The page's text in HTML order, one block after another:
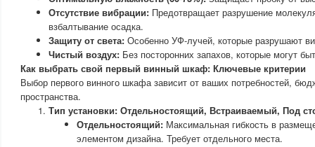
Отсутствие вибрации: Предотвращает разрушение
взбалтывание осадка.
Защиту от света: Особенно УФ-лучей, которые разрушают
Чистый воздух: Без посторонних запахов, которые могут
Как выбрать свой первый винный шкаф: Ключевые критерии
Выбор первого винного шкафа зависит от ваших потребностей,
пространства.
Тип установки: Отдельностоящий, Встраиваемый, Под
Отдельностоящий: Максимальная гибкость в
элементом дизайна. Требует отдельного места.